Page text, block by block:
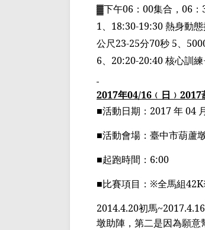
▓下午06 ： 00集合， 06 ：
1、 18:30-19:30熱身動
公尺23-25分70秒 5、
6、 20:20-20:40核心訓練
2017年04/16 ﹙ 日 ﹚ 2017
■活動日期： 2017年04
■活動會場： 臺中市葫蘆
■起跑時間： 6:00
■比賽項目： ※全馬組
2014.4.20初馬~2017.4.16
墩助陣，第二是因為願